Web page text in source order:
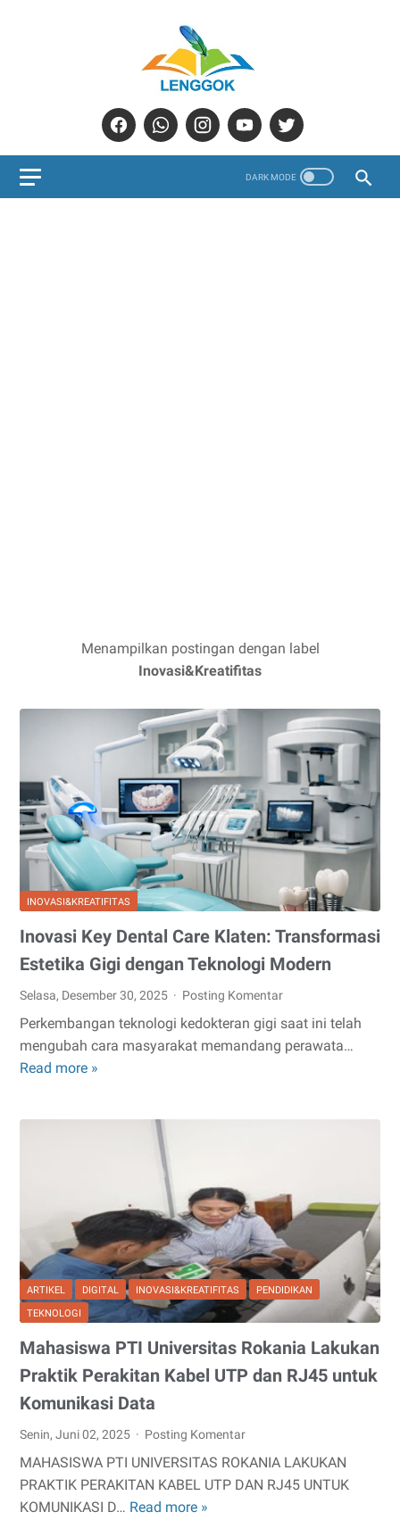
Menampilkan postingan dengan label
Inovasi&Kreatifitas
INOVASI&KREATIFITAS
Inovasi Key Dental Care Klaten: Transformasi
Estetika Gigi dengan Teknologi Modern
Selasa, Desember 30, 2025 Posting Komentar
Perkembangan teknologi kedokteran gigi saat ini telah
mengubah cara masyarakat memandang perawata…
Read more »
Dental
Transformasi
Estetika
dengan
Teknologi
Modern
ARTIKEL DIGITAL INOVASI&KREATIFITAS
PENDIDIKAN
TEKNOLOGI
Mahasiswa PTI Universitas Rokania Lakukan
Praktik Perakitan Kabel UTP dan RJ45 untuk
Komunikasi Data
Senin, Juni 02, 2025 Posting Komentar
MAHASISWA PTI UNIVERSITAS ROKANIA LAKUKAN
PRAKTIK PERAKITAN KABEL UTP DAN RJ45 UNTUK
KOMUNIKASI D… Read more »